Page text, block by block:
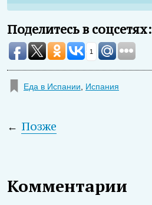
Поделитесь в соцсетях:
1
Еда в Испании, Испания
← Позже
Комментарии